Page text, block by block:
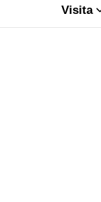
Chiusura
Visita